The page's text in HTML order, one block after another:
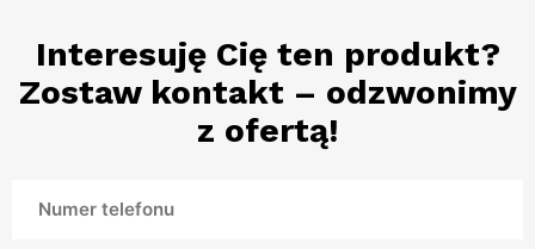
Interesuję Cię ten produkt?
Zostaw kontakt – odzwonimy
z ofertą!